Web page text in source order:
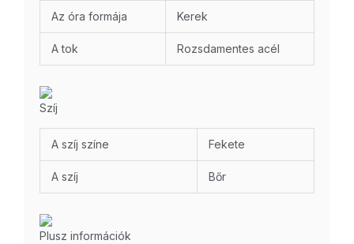
Az óra formája Kerek
A tok Rozsdamentes acél
Szíj
A szíj színe Fekete
A szíj Bőr
Plusz információk